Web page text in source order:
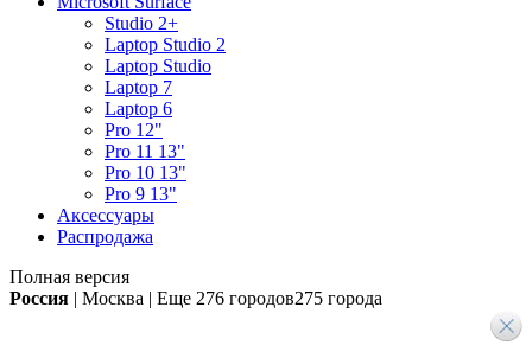
Studio 2+
Laptop Studio 2
Laptop Studio
Laptop 7
Laptop 6
Pro 12"
Pro 11 13"
Pro 10 13"
Pro 9 13"
Аксессуары
Распродажа
Полная версия
Россия | Москва | Еще 276 городов275 города